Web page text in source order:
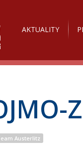
AKTUALITY
Austerlitz